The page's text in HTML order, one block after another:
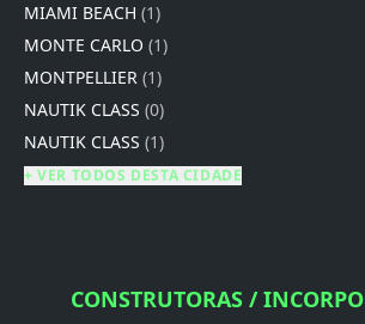
MIAMI BEACH (1)
MONTE CARLO (1)
MONTPELLIER (1)
NAUTIK CLASS (0)
NAUTIK CLASS (1)
+ VER TODOS DESTA CIDADE
CONSTRUTORAS /